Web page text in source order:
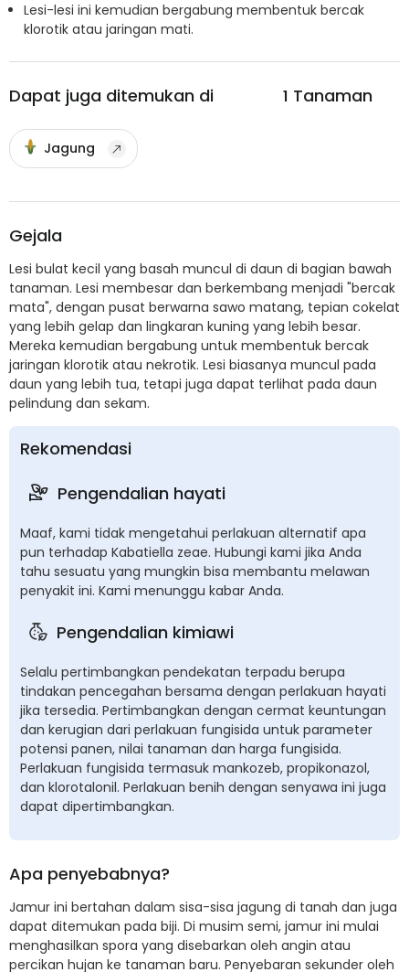
Lesi-lesi ini kemudian bergabung membentuk bercak
klorotik atau jaringan mati.
Dapat juga ditemukan di 1 Tanaman
Jagung
Gejala
Lesi bulat kecil yang basah muncul di daun di bagian bawah
tanaman. Lesi membesar dan berkembang menjadi "bercak
mata", dengan pusat berwarna sawo matang, tepian cokelat
yang lebih gelap dan lingkaran kuning yang lebih besar.
Mereka kemudian bergabung untuk membentuk bercak
jaringan klorotik atau nekrotik. Lesi biasanya muncul pada
daun yang lebih tua, tetapi juga dapat terlihat pada daun
pelindung dan sekam.
Rekomendasi
Pengendalian hayati
Maaf, kami tidak mengetahui perlakuan alternatif apa
pun terhadap Kabatiella zeae. Hubungi kami jika Anda
tahu sesuatu yang mungkin bisa membantu melawan
penyakit ini. Kami menunggu kabar Anda.
Pengendalian kimiawi
Selalu pertimbangkan pendekatan terpadu berupa
tindakan pencegahan bersama dengan perlakuan hayati
jika tersedia. Pertimbangkan dengan cermat keuntungan
dan kerugian dari perlakuan fungisida untuk parameter
potensi panen, nilai tanaman dan harga fungisida.
Perlakuan fungisida termasuk mankozeb, propikonazol,
dan klorotalonil. Perlakuan benih dengan senyawa ini juga
dapat dipertimbangkan.
Apa penyebabnya?
Jamur ini bertahan dalam sisa-sisa jagung di tanah dan juga
dapat ditemukan pada biji. Di musim semi, jamur ini mulai
menghasilkan spora yang disebarkan oleh angin atau
percikan hujan ke tanaman baru. Penyebaran sekunder oleh